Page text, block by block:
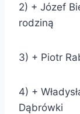
2) + Józef
rodziną
3) + Piotr
4) +
Dąbrówki